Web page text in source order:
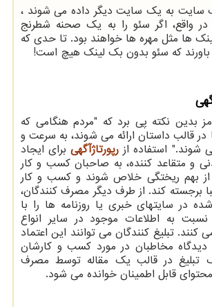
سایت به یک سایت دیگر داده می شوند ،
در واقع، اگر سئو را به یک صحنه شطرنج
ها مثل مهره ها خواهند بود. تا حدی که
باورند که سئو بدون بک لینک هیچ است!
بدین نکته پی برد که "مردم هنگامی که
در قالب داستان ارائه می شوند، به سرعت و
شوند." استفاده از رپورتاژآگهیبرای ایجاد
و متقاعد کننده، به صاحبان کسب و کار
بهم ریختگی خلاص شوند و کسب و کار
برجسته کند. از طرف دیگر مصرف کنندگان،
در سایتهای خبری یا روزنامه ها را با
نسبت به اطلاعات موجود در سایر انواع
کنند. تبلیغ کنندگان می توانند این اعتماد
دیدگاه مخاطبان در مورد کسب و کارشان
تبلیغ در قالب یک مقاله توسط مصرف
قابل اطمینان خوانده می شود.